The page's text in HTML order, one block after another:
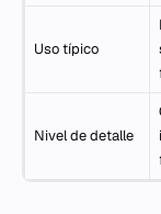
Uso típico
Nivel de detalle